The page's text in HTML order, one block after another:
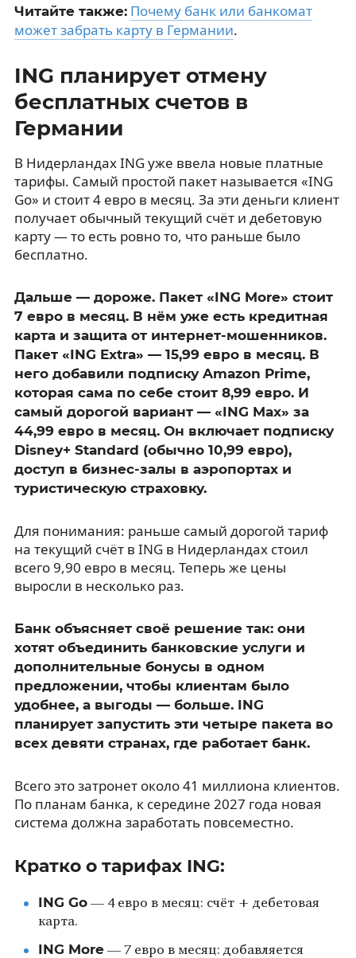
Читайте также: Почему банк или банкомат
может забрать карту в Германии.
ING планирует отмену
бесплатных счетов в
Германии
В Нидерландах ING уже ввела новые платные
тарифы. Самый простой пакет называется «ING
Go» и стоит 4 евро в месяц. За эти деньги клиент
получает обычный текущий счёт и дебетовую
карту — то есть ровно то, что раньше было
бесплатно.
Дальше — дороже. Пакет «ING More» стоит
7 евро в месяц. В нём уже есть кредитная
карта и защита от интернет-мошенников.
Пакет «ING Extra» — 15,99 евро в месяц. В
него добавили подписку Amazon Prime,
которая сама по себе стоит 8,99 евро. И
самый дорогой вариант — «ING Max» за
44,99 евро в месяц. Он включает подписку
Disney+ Standard (обычно 10,99 евро),
доступ в бизнес-залы в аэропортах и
туристическую страховку.
Для понимания: раньше самый дорогой тариф
на текущий счёт в ING в Нидерландах стоил
всего 9,90 евро в месяц. Теперь же цены
выросли в несколько раз.
Банк объясняет своё решение так: они
хотят объединить банковские услуги и
дополнительные бонусы в одном
предложении, чтобы клиентам было
удобнее, а выгоды — больше. ING
планирует запустить эти четыре пакета во
всех девяти странах, где работает банк.
Всего это затронет около 41 миллиона клиентов.
По планам банка, к середине 2027 года новая
система должна заработать повсеместно.
Кратко о тарифах ING:
ING Go— 4 евро в месяц: счёт + дебетовая
карта.
ING More— 7 евро в месяц: добавляется